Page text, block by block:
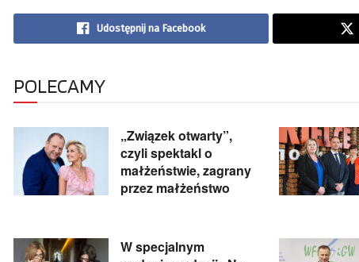
Udostępnij na Facebook
POLECAMY
„Związek otwarty”,
czyli spektakl o
małżeństwie, zagrany
przez małżeństwo
W specjalnym